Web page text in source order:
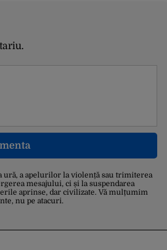
a apelurilor la violență sau trimiterea
mesajului, ci și la suspendarea
aprinse, dar civilizate. Vă mulțumim
nu pe atacuri.